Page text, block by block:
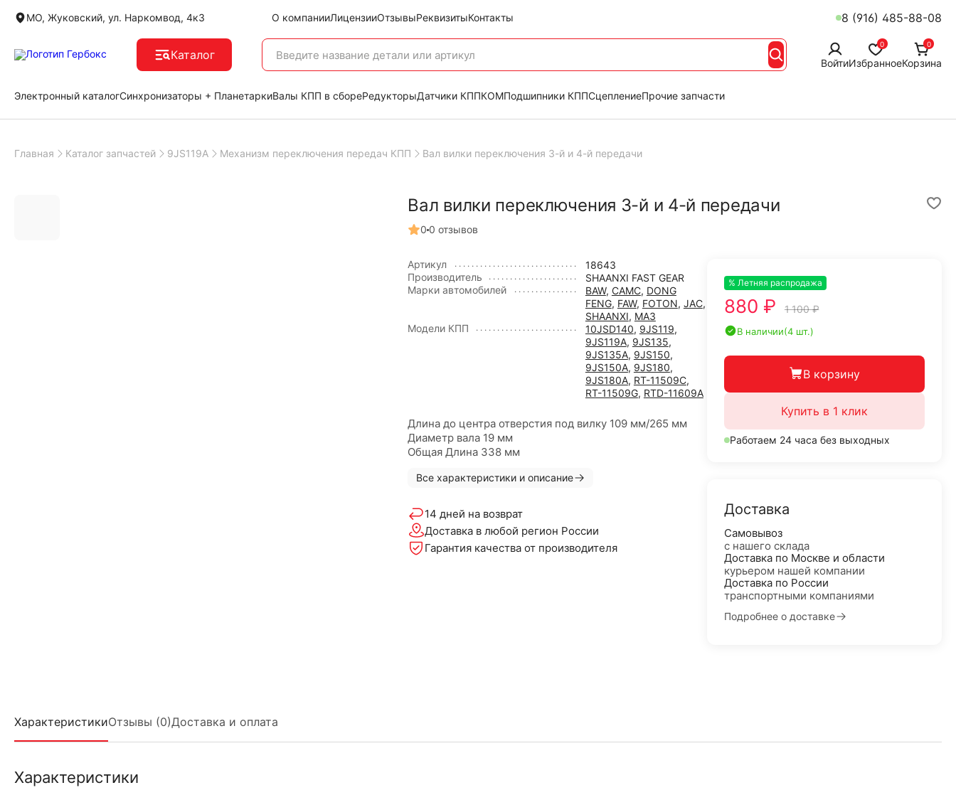
МО, Жуковский, ул. Наркомвод, 4к3 О компанииЛицензииОтзывыРеквизитыКонтакты 8 (916) 485-88-08
Каталог
Войти
0
Избранное
0
Корзина
Электронный каталогСинхронизаторы + ПланетаркиВалы КПП в сбореРедукторыДатчики КППКОМПодшипники КППСцеплениеПрочие запчасти
Главная Каталог запчастей 9JS119A Механизм переключения передач КПП Вал вилки переключения 3-й и 4-й передачи
Вал вилки переключения 3-й и 4-й передачи
0 0 отзывов
Артикул
18643
Производитель
SHAANXI FAST GEAR
Марки автомобилей
BAW, CAMC, DONG
FENG, FAW, FOTON, JAC,
SHAANXI, МАЗ
Модели КПП
10JSD140, 9JS119,
9JS119A, 9JS135,
9JS135A, 9JS150,
9JS150A, 9JS180,
9JS180A, RT-11509C,
RT-11509G, RTD-11609A
Длина до центра отверстия под вилку 109 мм/265 мм
Диаметр вала 19 мм
Общая Длина 338 мм
Все характеристики и описание
14 дней на возврат
Доставка в любой регион России
Гарантия качества от производителя
% Летняя распродажа
880 ₽ 1 100 ₽
В наличии(4 шт.)
В корзину
Купить в 1 клик
Работаем 24 часа без выходных
Доставка
Самовывоз
с нашего склада
Доставка по Москве и области
курьером нашей компании
Доставка по России
транспортными компаниями
Подробнее о доставке
ХарактеристикиОтзывы (0)Доставка и оплата
Характеристики